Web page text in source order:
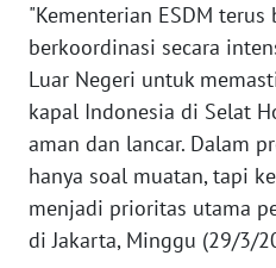
"Kementerian ESDM
berkoordinasi secara
Luar Negeri untuk
kapal Indonesia di Selat
aman dan lancar. Dalam
hanya soal muatan, tapi
menjadi prioritas utama
di Jakarta, Minggu (29/3/
WN
NTT
WN
KEPRI
WN
PAPUA